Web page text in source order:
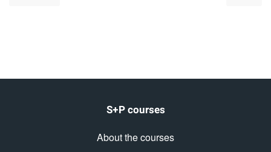
S+P courses
About the courses